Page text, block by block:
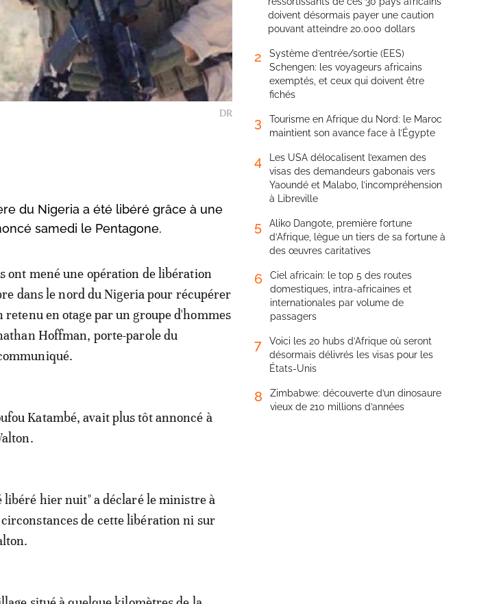
DR
du Nigeria a été libéré grâce à une
samedi le Pentagone.
ont mené une opération de libération
dans le nord du Nigeria pour récupérer
en otage par un groupe d'hommes
Hoffman, porte-parole du
Katambé, avait plus tôt annoncé à
libéré hier nuit" a déclaré le ministre à
de cette libération ni sur
doivent désormais payer une caution
pouvant atteindre 20.000 dollars
2
Système d’entrée/sortie (EES)
Schengen: les voyageurs africains
exemptés, et ceux qui doivent être
fichés
3
Tourisme en Afrique du Nord: le Maroc
maintient son avance face à l’Égypte
4
Les USA délocalisent l’examen des
visas des demandeurs gabonais vers
Yaoundé et Malabo, l’incompréhension
à Libreville
5
Aliko Dangote, première fortune
d’Afrique, lègue un tiers de sa fortune à
des œuvres caritatives
6
Ciel africain: le top 5 des routes
domestiques, intra-africaines et
internationales par volume de
passagers
7
Voici les 20 hubs d’Afrique où seront
désormais délivrés les visas pour les
États-Unis
8
Zimbabwe: découverte d’un dinosaure
vieux de 210 millions d’années